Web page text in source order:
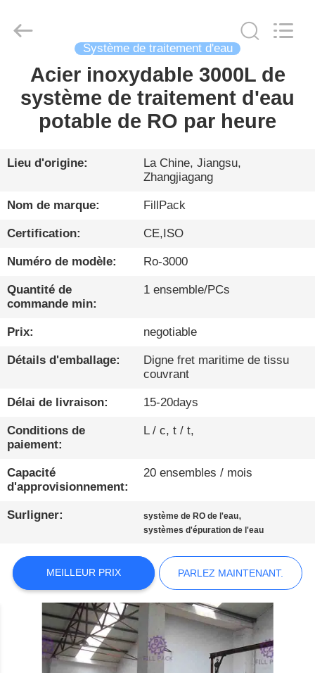
MAISON
PRODUITS
AU
DE
NOUS
D'USINE
DE
CONTACTEZ-
NOUS
MAINTENANT.
PLAN
SITE
PACK
Machinery
Reserved.
Système de traitement d'eau
Acier inoxydable 3000L de
système de traitement d'eau
potable de RO par heure
Lieu d'origine:
La Chine, Jiangsu,
Zhangjiagang
Nom de marque: FillPack
Certification: CE,ISO
Numéro de modèle: Ro-3000
Quantité de
commande min:
1 ensemble/PCs
Prix: negotiable
Détails d'emballage:
Digne fret maritime de tissu
couvrant
Délai de livraison: 15-20days
Conditions de
paiement:
L / c, t / t,
Capacité
d'approvisionnement:
20 ensembles / mois
Surligner: système de RO de l'eau,
systèmes d'épuration de l'eau
MEILLEUR PRIX PARLEZ MAINTENANT.